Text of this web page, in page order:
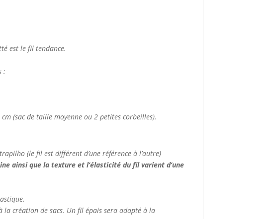
est le fil tendance.
:
(sac de taille moyenne ou 2 petites corbeilles).
(le fil est différent d’une référence à l’autre)
ainsi que la texture et l’élasticité du fil varient d’une
création de sacs. Un fil épais sera adapté à la